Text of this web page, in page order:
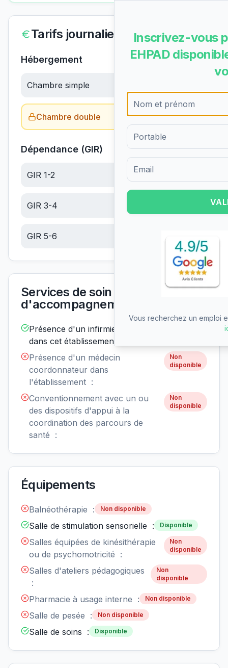
Tarifs journaliers
Hébergement
Chambre simple
Chambre double Obtenir le tarif →
Dépendance (GIR)
GIR 1-2
GIR 3-4
GIR 5-6
Services de soin et
d'accompagnement
Présence d'un infirmier de nuit
dans cet établissement :
Présence d'un médecin
coordonnateur dans
l'établissement :
Non
disponible
Conventionnement avec un ou
des dispositifs d'appui à la
coordination des parcours de
santé :
Non
disponible
Équipements
Balnéothérapie : Non disponible
Salle de stimulation sensorielle : Disponible
Salles équipées de kinésithérapie
ou de psychomotricité :
Non
disponible
Salles d'ateliers pédagogiques
:
Non
disponible
Pharmacie à usage interne : Non disponible
Salle de pesée : Non disponible
Salle de soins : Disponible
Inscrivez-vous
EHPAD
Formulaire d'inscription pour
Vous recherchez un emploi